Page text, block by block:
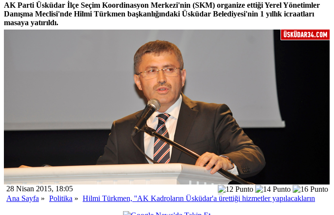
AK Parti Üsküdar İlçe Seçim Koordinasyon Merkezi'nin (SKM) organize ettiği Yerel Yönetimler
Danışma Meclisi'nde Hilmi Türkmen başkanlığındaki Üsküdar Belediyesi'nin 1 yıllık icraatları
masaya yatırıldı.
28 Nisan 2015, 18:05
Ana Sayfa » Politika » Hilmi Türkmen, ''AK Kadroların Üsküdar'a ürettiği hizmetler yapılacakların